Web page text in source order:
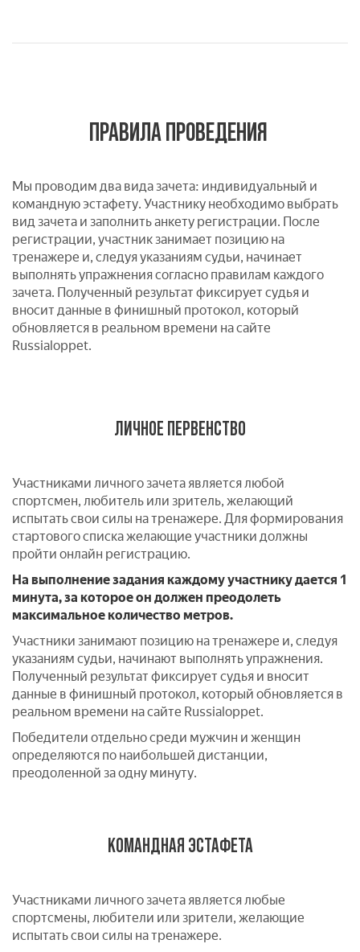
ПРАВИЛА ПРОВЕДЕНИЯ
Мы проводим два вида зачета: индивидуальный и
командную эстафету. Участнику необходимо выбрать
вид зачета и заполнить анкету регистрации. После
регистрации, участник занимает позицию на
тренажере и, следуя указаниям судьи, начинает
выполнять упражнения согласно правилам каждого
зачета. Полученный результат фиксирует судья и
вносит данные в финишный протокол, который
обновляется в реальном времени на сайте
Russialoppet.
ЛИЧНОЕ ПЕРВЕНСТВО
Участниками личного зачета является любой
спортсмен, любитель или зритель, желающий
испытать свои силы на тренажере. Для формирования
стартового списка желающие участники должны
пройти онлайн регистрацию.
На выполнение задания каждомуучастнику дается 1
минута, за которое он должен преодолеть
максимальное количество метров.
Участники занимают позицию на тренажере и, следуя
указаниям судьи, начинают выполнять упражнения.
Полученный результат фиксирует судья и вносит
данные в финишный протокол, который обновляется в
реальном времени на сайте Russialoppet.
Победители отдельно среди мужчин и женщин
определяются по наибольшей дистанции,
преодоленной заодну минуту.
КОМАНДНАЯ ЭСТАФЕТА
Участниками личного зачета является любые
спортсмены, любители или зрители, желающие
испытать свои силы на тренажере.